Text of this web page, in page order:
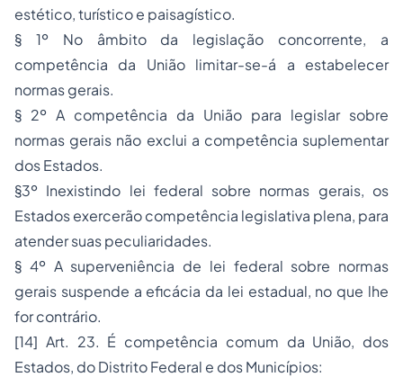
estético, turístico e paisagístico.
§ 1º No âmbito da legislação concorrente, a
competência da União limitar-se-á a estabelecer
normas gerais.
§ 2º A competência da União para legislar sobre
normas gerais não exclui a competência suplementar
dos Estados.
§3º Inexistindo lei federal sobre normas gerais, os
Estados exercerão competência legislativa plena, para
atender suas peculiaridades.
§ 4º A superveniência de lei federal sobre normas
gerais suspende a eficácia da lei estadual, no que lhe
for contrário.
[14] Art. 23. É competência comum da União, dos
Estados, do Distrito Federal e dos Municípios: